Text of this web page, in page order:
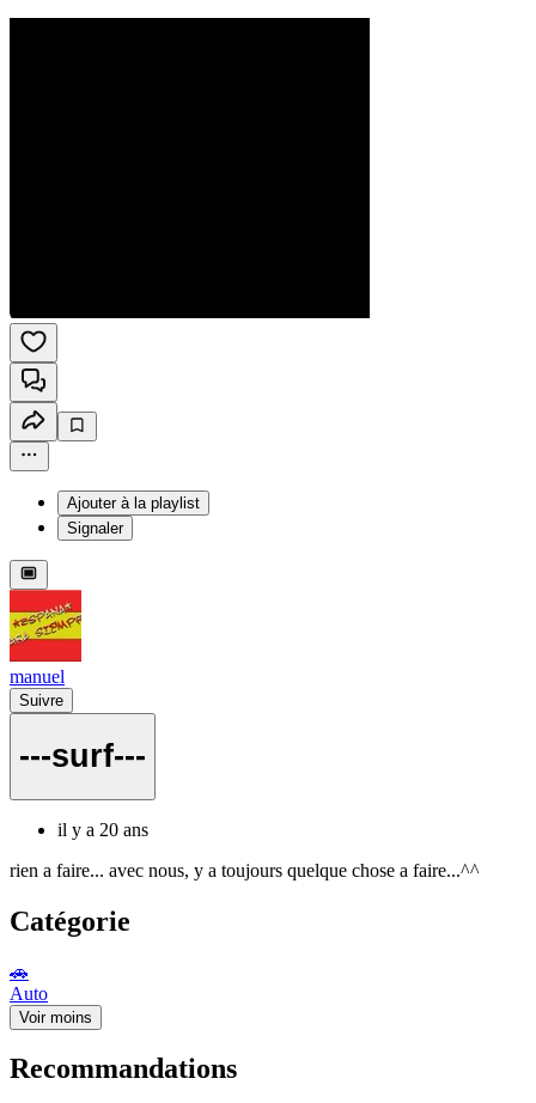
Ajouter à la playlist
Signaler
manuel
Suivre
---surf---
il y a 20 ans
rien a faire... avec nous, y a toujours quelque chose a faire...^^
Catégorie
🚗
Auto
Voir moins
Recommandations